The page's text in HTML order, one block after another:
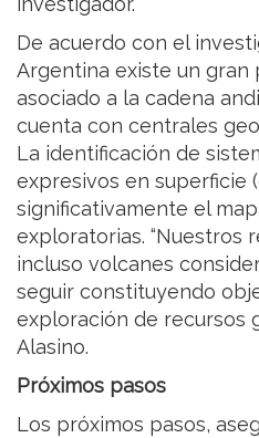
De acuerdo con el
Argentina existe un
asociado a la cadena
cuenta con centrales
La identificación de
expresivos en superficie
significativamente el
exploratorias. “Nuestros
incluso volcanes
seguir constituyendo
exploración de recursos
Alasino.
Próximos pasos
Los próximos pasos,